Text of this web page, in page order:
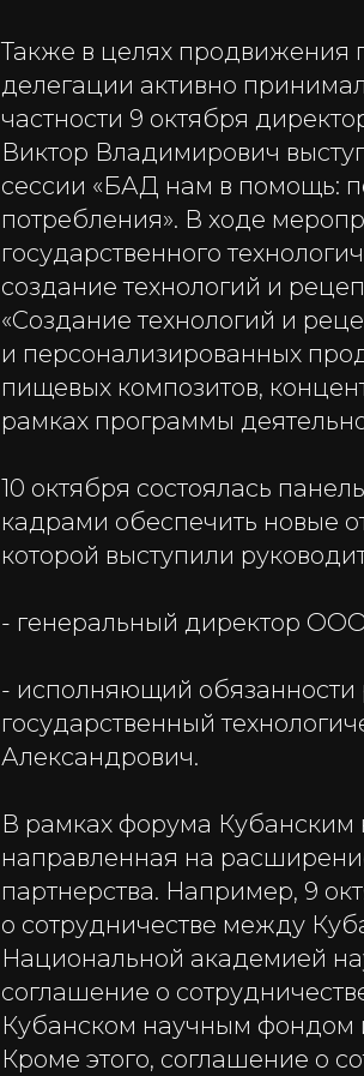
Также в целях продвижения
делегации активно
частности 9 октября
Виктор Владимирович
сессии «БАД нам в помощь:
потребления». В ходе
государственного
создание технологий и
«Создание технологий и
и персонализированных
пищевых композитов,
рамках программы
10 октября состоялась
кадрами обеспечить новые
которой выступили
- генеральный директор
- исполняющий
государственный
Александрович.
В рамках форума Кубанским
направленная на
партнерства. Например, 9
о сотрудничестве между
Национальной академией
соглашение о
Кубанском научным
Кроме этого, соглашение о